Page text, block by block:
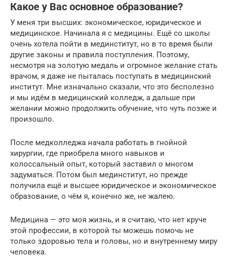
Какое у Вас основное образование?
У меня три высших: экономическое, юридическое и
медицинское. Начинала я с медицины. Ещё со школы
очень хотела пойти в мединститут, но в то время были
другие законы и правила поступления. Поэтому,
несмотря на золотую медаль и огромное желание стать
врачом, я даже не пыталась поступать в медицинский
институт. Мне изначально сказали, что это бесполезно
и мы идём в медицинский колледж, а дальше при
желании можно продолжить обучение, что чуть позже и
произошло.
После медколледжа начала работать в гнойной
хирургии, где приобрела много навыков и
колоссальный опыт, который заставил о многом
задуматься. Потом был мединститут, но прежде
получила ещё и высшее юридическое и экономическое
образование, о чём я, конечно же, не жалею.
Медицина — это моя жизнь, и я считаю, что нет круче
этой профессии, в которой ты можешь помочь не
только здоровью тела и головы, но и внутреннему миру
человека.